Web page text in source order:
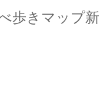
歩きマップ新